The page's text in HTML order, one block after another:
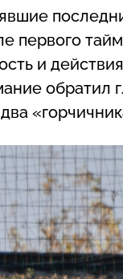
первого
и
обратил